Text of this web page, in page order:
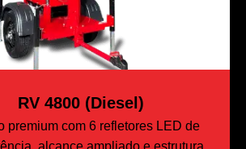
RV 4800 (Diesel)
premium com 6 refletores LED de
alcance ampliado e estrutura